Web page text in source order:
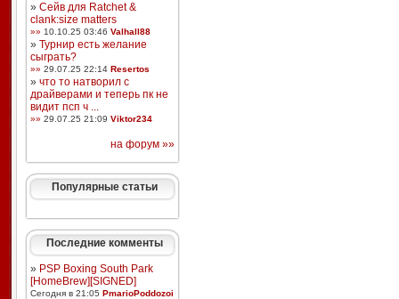
» Сейв для Ratchet &
clank:size matters
»» 10.10.25 03:46 Valhall88
» Турнир есть желание
сыграть?
»» 29.07.25 22:14 Resertos
» что то натворил с
драйверами и теперь пк не
видит псп ч ...
»» 29.07.25 21:09 Viktor234
на форум »»
Популярные статьи
Последние комменты
» PSP Boxing South Park
[HomeBrew][SIGNED]
Сегодня в 21:05 PmarioPoddozoi